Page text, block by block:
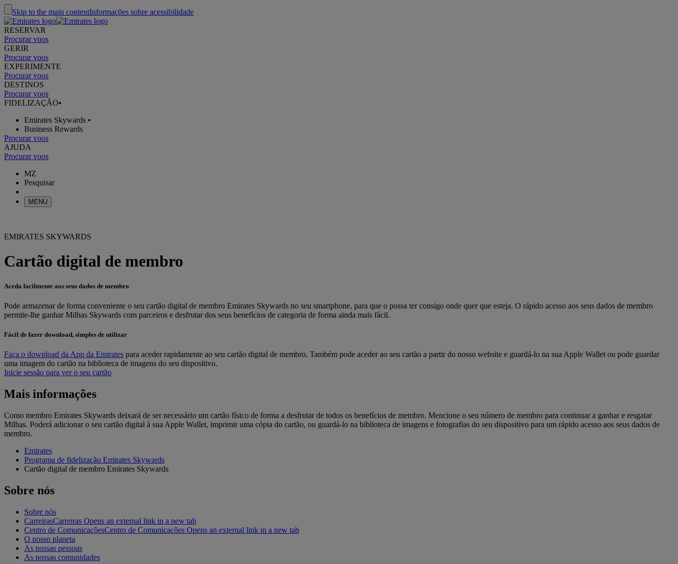
Skip to the main contentInformações sobre acessibilidade
RESERVAR
Procurar voos
GERIR
Procurar voos
EXPERIMENTE
Procurar voos
DESTINOS
Procurar voos
FIDELIZAÇÃO•
Emirates Skywards •
Business Rewards
Procurar voos
AJUDA
Procurar voos
MZ
Pesquisar
MENU
EMIRATES SKYWARDS
Cartão digital de membro
Aceda facilmente aos seus dados de membro
Pode armazenar de forma conveniente o seu cartão digital de membro Emirates Skywards no seu smartphone, para que o possa ter consigo onde quer que esteja. O rápido acesso aos seus dados de membro
permite-lhe ganhar Milhas Skywards com parceiros e desfrutar dos seus benefícios de categoria de forma ainda mais fácil.
Fácil de fazer download, simples de utilizar
Faça o download da App da Emirates para aceder rapidamente ao seu cartão digital de membro. Também pode aceder ao seu cartão a partir do nosso website e guardá-lo na sua Apple Wallet ou pode guardar
uma imagem do cartão na biblioteca de imagens do seu dispositivo.
Inicie sessão para ver o seu cartão
Mais informações
Como membro Emirates Skywards deixará de ser necessário um cartão físico de forma a desfrutar de todos os benefícios de membro. Mencione o seu número de membro para continuar a ganhar e resgatar
Milhas. Poderá adicionar o seu cartão digital à sua Apple Wallet, imprimir uma cópia do cartão, ou guardá-lo na biblioteca de imagens e fotografias do seu dispositivo para um rápido acesso aos seus dados de
membro.
Emirates
Programa de fidelização Emirates Skywards
Cartão digital de membro Emirates Skywards
Sobre nós
Sobre nós
CarreirasCarreiras Opens an external link in a new tab
Centro de ComunicaçõesCentro de Comunicações Opens an external link in a new tab
O nosso planeta
As nossas pessoas
As nossas comunidades